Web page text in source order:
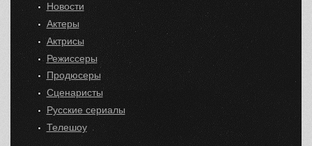
Новости
Актеры
Актрисы
Режиссеры
Продюсеры
Сценаристы
Русские сериалы
Телешоу